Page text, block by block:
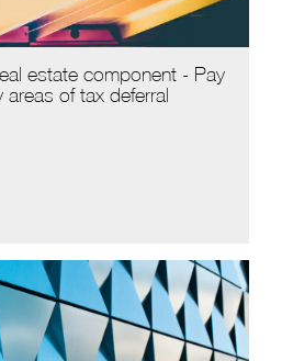
estate component - Pay
of tax deferral